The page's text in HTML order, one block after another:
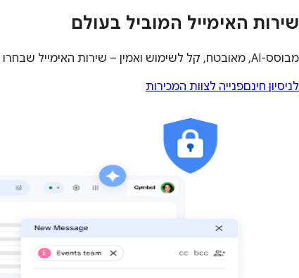
שירות האימייל המוביל בעולם
מבוסס-AI, מאובטח, קל לשימוש ואמין – שירות האימייל שבחרו מיליארדי אנשים ועסקים ברחבי העולם
לניסיון חינםפנייה לצוות המכירות